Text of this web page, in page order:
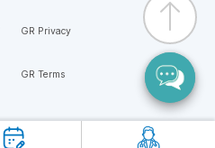
GR Privacy
GR Terms